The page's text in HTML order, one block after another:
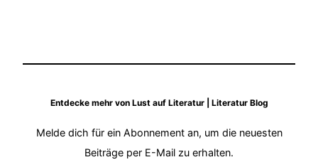
Entdecke mehr von Lust auf Literatur | Literatur Blog
Melde dich für ein Abonnement an, um die neuesten
Beiträge per E-Mail zu erhalten.